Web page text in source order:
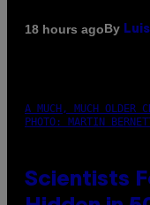
18 hours agoBy
A MUCH, MUCH OLDER
PHOTO: MARTIN
Scientists